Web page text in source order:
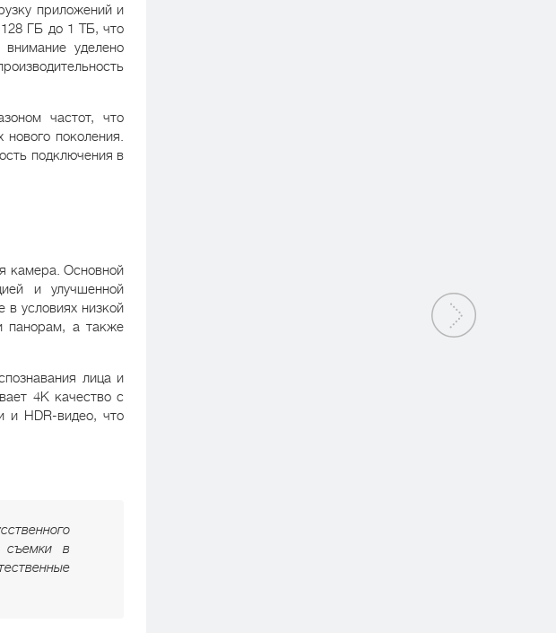
приложений и
ГБ до 1 ТБ, что
внимание уделено
частот, что
поколения.
подключения в
камера. Основной
и улучшенной
в условиях низкой
панорам, а также
лица и
4K качество с
и HDR-видео, что
съемки в